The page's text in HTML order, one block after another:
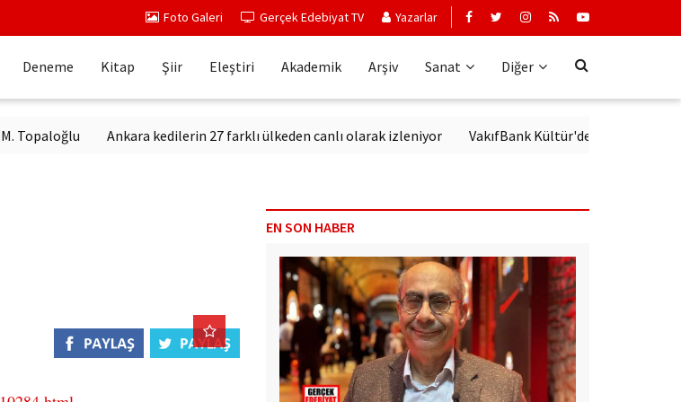
Foto Galeri Gerçek Edebiyat TV Yazarlar
Deneme Kitap Şiir Eleştiri Akademik Arşiv Sanat Diğer
Ankara kedilerin 27 farklı ülkeden canlı olarak izleniyor VakıfBank Kültür'de Modern Alman
EN SON HABER